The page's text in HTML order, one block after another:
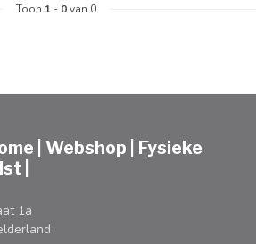
Toon 1 - 0van 0
| Webshop | Fysieke
|
1a